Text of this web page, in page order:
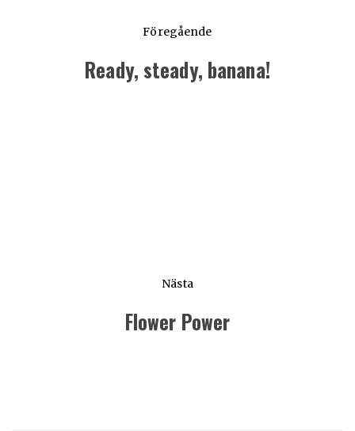
Föregående
Föregående
Ready, steady, banana!
Nästa
Nästa
Flower Power